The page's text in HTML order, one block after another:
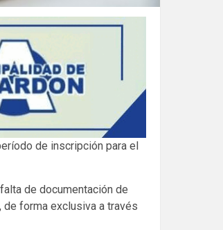
de inscripción para el
de documentación de
forma exclusiva a través